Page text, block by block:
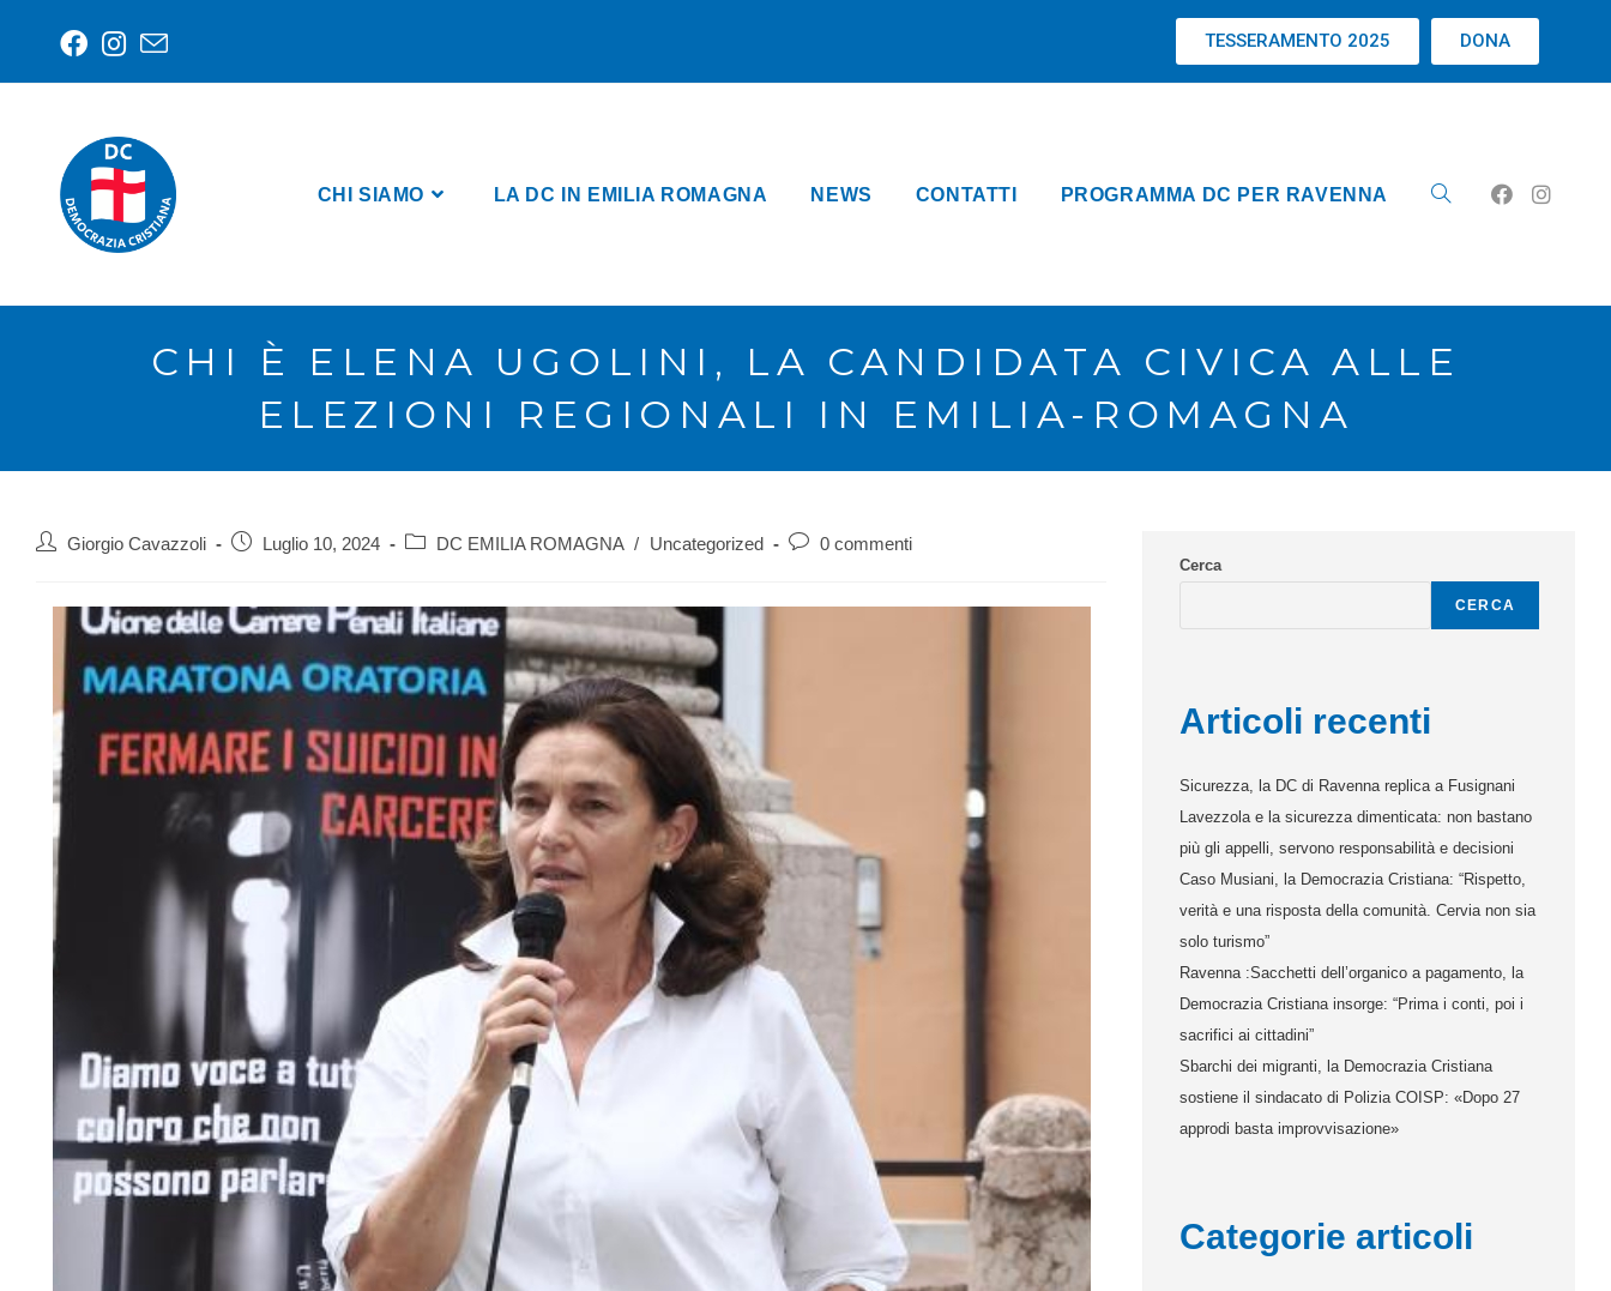
TESSERAMENTO 2025 DONA
CHI SIAMO LA DC IN EMILIA ROMAGNA NEWS CONTATTI PROGRAMMA DC PER RAVENNA
CHI È ELENA UGOLINI, LA CANDIDATA CIVICA ALLE
ELEZIONI REGIONALI IN EMILIA-ROMAGNA
Giorgio Cavazzoli Luglio 10, 2024 DC EMILIA ROMAGNA / Uncategorized 0 commenti
Cerca
CERCA
Articoli recenti
Sicurezza, la DC di Ravenna replica a Fusignani
Lavezzola e la sicurezza dimenticata: non bastano
più gli appelli, servono responsabilità e decisioni
Caso Musiani, la Democrazia Cristiana: “Rispetto,
verità e una risposta della comunità. Cervia non sia
solo turismo”
Ravenna :Sacchetti dell’organico a pagamento, la
Democrazia Cristiana insorge: “Prima i conti, poi i
sacrifici ai cittadini”
Sbarchi dei migranti, la Democrazia Cristiana
sostiene il sindacato di Polizia COISP: «Dopo 27
approdi basta improvvisazione»
Categorie articoli